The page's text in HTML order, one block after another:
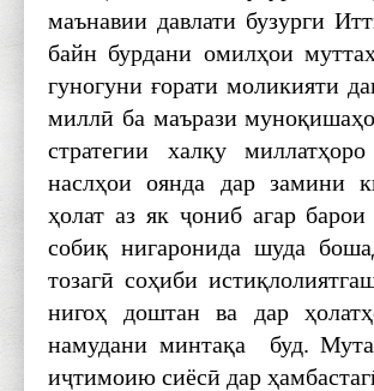
маънавии давлати бузурги
байн бурдани омилҳои
гуногуни ғорати моликияти
миллӣ ба маърази
стратегии халқу
наслҳои оянда дар замини
ҳолат аз як ҷониб агар
собиқ нигаронида шуда
тозагӣ соҳиби
нигоҳ доштан ва дар
намудани минтақа буд.
иҷтимоию сиёсӣ дар